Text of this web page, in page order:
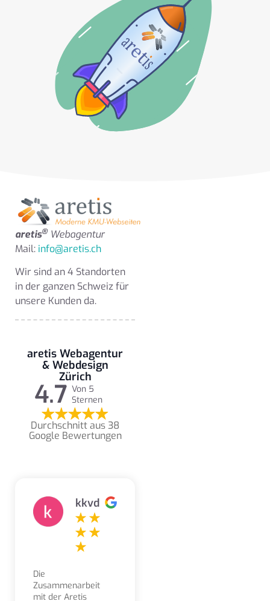
aretis® Webagentur
Mail: info@aretis.ch
Wir sind an 4 Standorten
in der ganzen Schweiz für
unsere Kunden da.
aretis Webagentur
& Webdesign
Zürich
4.7 Von 5
Sternen
Durchschnitt aus 38
Google Bewertungen
kkvd
Die
Zusammenarbeit
mit der Aretis